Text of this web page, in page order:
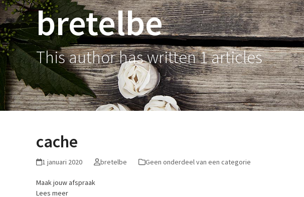
bretelbe
This author has written 1 articles
cache
1 januari 2020 bretelbe Geen onderdeel van een categorie
Maak jouw afspraak
Lees meer